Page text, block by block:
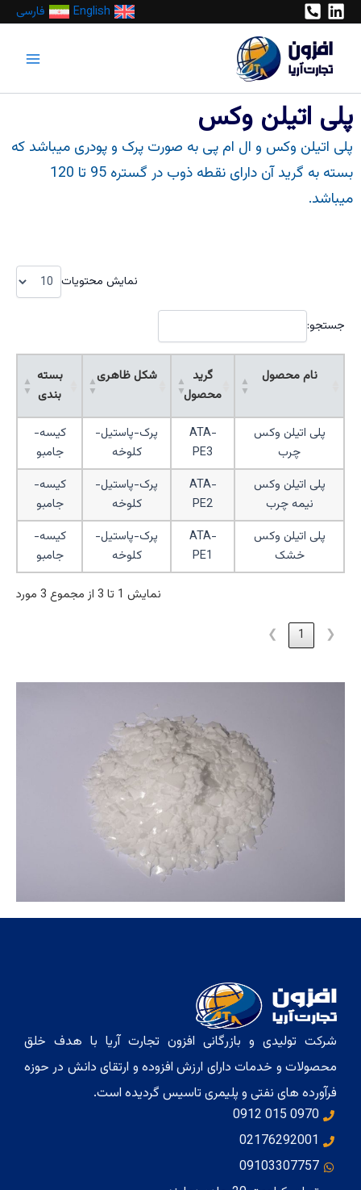
پرش
به
English فارسی
پلی اتیلن وکس
پلی اتیلن وکس و ال ام پی به صورت پرک و پودری میباشد که
بسته به گرید آن دارای نقطه ذوب در گستره 95 تا 120
میباشد.
نمایش محتویات
جستجو:
نام محصول
گرید
محصول
شکل ظاهری
بسته
بندی
پلی اتیلن وکس
چرب
ATA-
PE3
پرک-پاستیل-
کلوخه
کیسه-
جامبو
پلی اتیلن وکس
نیمه چرب
ATA-
PE2
پرک-پاستیل-
کلوخه
کیسه-
جامبو
پلی اتیلن وکس
خشک
ATA-
PE1
پرک-پاستیل-
کلوخه
کیسه-
جامبو
نمایش 1 تا 3 از مجموع 3 مورد
❮
1
❯
شرکت تولیدی و بازرگانی افزون تجارت آریا با هدف خلق
محصولات و خدمات دارای ارزش افزوده و ارتقای دانش در حوزه
فرآورده های نفتی و پلیمری تاسیس گردیده است.
0970 015 0912
02176292001
09103307757